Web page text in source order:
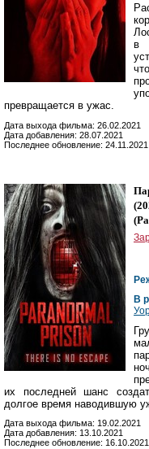
в
превращается в ужас.
Дата выхода фильма: 26.02.2021
Дата добавления: 28.07.2021
Последнее обновление: 24.11.2021
(
В
их последней шанс
долгое время наводившую
Дата выхода фильма: 19.02.2021
Дата добавления: 13.10.2021
Последнее обновление: 16.10.2021